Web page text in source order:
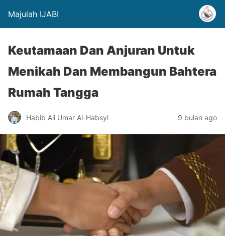
Majulah IJABI
Keutamaan Dan Anjuran Untuk
Menikah Dan Membangun Bahtera
Rumah Tangga
Habib Ali Umar Al-Habsyi 9 bulan ago